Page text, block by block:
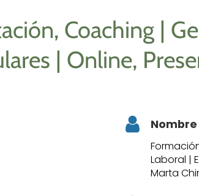
Coaching |
| Online,
Nombre
Laboral |
Marta